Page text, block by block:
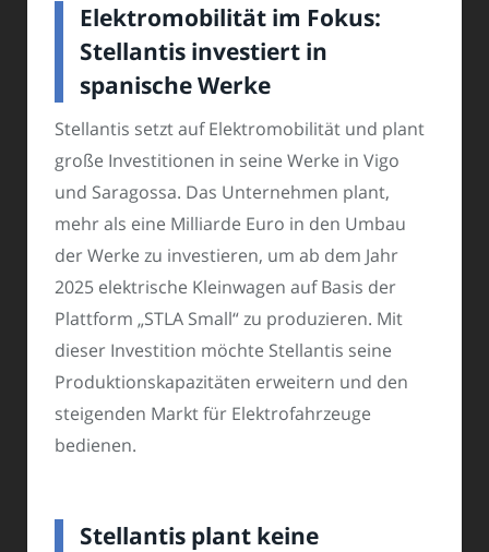
Elektromobilität im Fokus:
Stellantis investiert in
spanische Werke
Stellantis setzt auf Elektromobilität und plant
große Investitionen in seine Werke in Vigo
und Saragossa. Das Unternehmen plant,
mehr als eine Milliarde Euro in den Umbau
der Werke zu investieren, um ab dem Jahr
2025 elektrische Kleinwagen auf Basis der
Plattform „STLA Small“ zu produzieren. Mit
dieser Investition möchte Stellantis seine
Produktionskapazitäten erweitern und den
steigenden Markt für Elektrofahrzeuge
bedienen.
Stellantis plant keine